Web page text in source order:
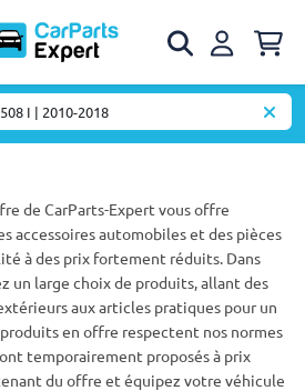
I | 2010-2018
de CarParts-Expert vous offre
accessoires automobiles et des pièces
à des prix fortement réduits. Dans
un large choix de produits, allant des
aux articles pratiques pour un
en offre respectent nos normes
temporairement proposés à prix
du offre et équipez votre véhicule